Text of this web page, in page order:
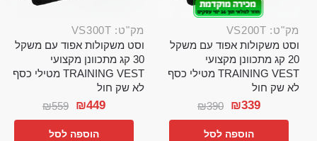
מק"ט: VS200T
וסט משקולות אפוד עם משקל
20 קג מתכוונן מקצועי
TRAINING VEST מטילי כסף
לא שק חול
₪390 ₪339
הוספה לסל
מק"ט: VS300T
וסט משקולות אפוד עם משקל
30 קג מתכוונן מקצועי
TRAINING VEST מטילי כסף
לא שק חול
₪559 ₪449
הוספה לסל